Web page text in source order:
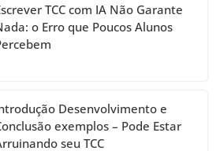
u
b
e
h
a
TCC com IA Não Garante
o Erro que Poucos Alunos
Desenvolvimento e
exemplos – Pode Estar
seu TCC